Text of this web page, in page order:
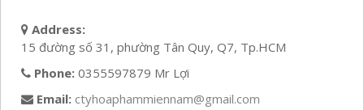
Address:
15 đường số 31, phường Tân Quy, Q7, Tp.HCM
Phone: 0355597879 Mr Lợi
Email: ctyhoaphammiennam@gmail.com